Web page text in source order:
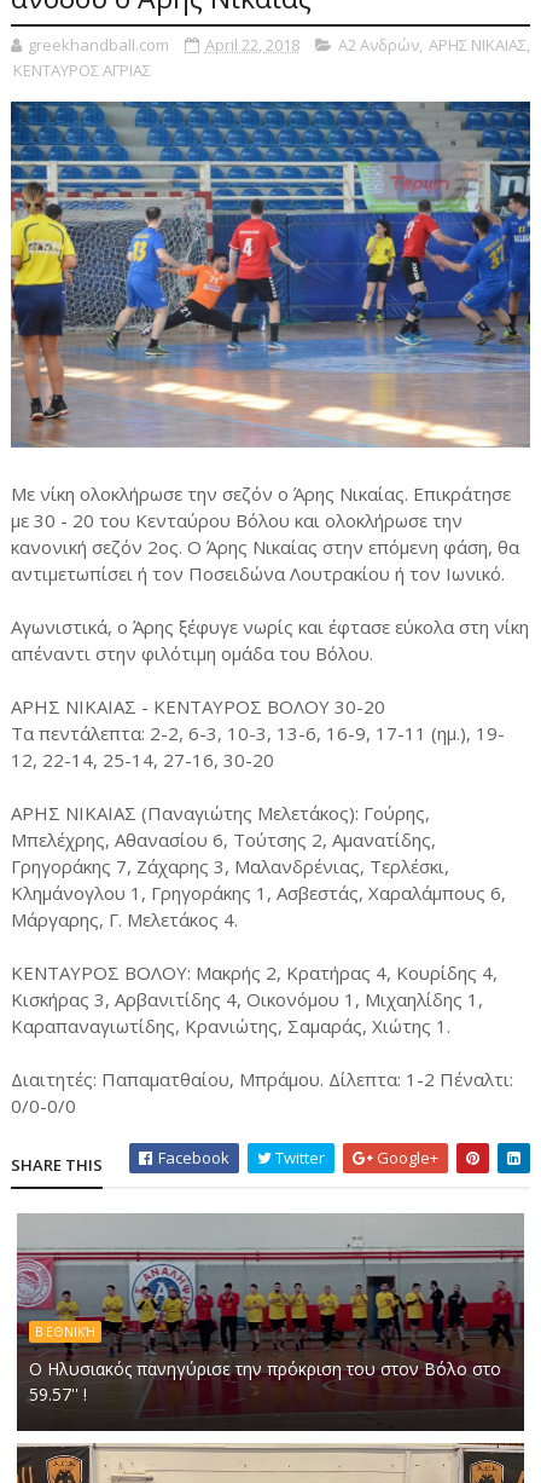
greekhandball.com April 22, 2018 Α2 Ανδρών, ΑΡΗΣ ΝΙΚΑΙΑΣ,
ΚΕΝΤΑΥΡΟΣ ΑΓΡΙΑΣ
Με νίκη ολοκλήρωσε την σεζόν ο Άρης Νικαίας. Επικράτησε
με 30 - 20 του Κενταύρου Βόλου και ολοκλήρωσε την
κανονική σεζόν 2ος. Ο Άρης Νικαίας στην επόμενη φάση, θα
αντιμετωπίσει ή τον Ποσειδώνα Λουτρακίου ή τον Ιωνικό.
Αγωνιστικά, ο Άρης ξέφυγε νωρίς και έφτασε εύκολα στη νίκη
απέναντι στην φιλότιμη ομάδα του Βόλου.
ΑΡΗΣ ΝΙΚΑΙΑΣ - ΚΕΝΤΑΥΡΟΣ ΒΟΛΟΥ 30-20
Τα πεντάλεπτα: 2-2, 6-3, 10-3, 13-6, 16-9, 17-11 (ημ.), 19-
12, 22-14, 25-14, 27-16, 30-20
ΑΡΗΣ ΝΙΚΑΙΑΣ (Παναγιώτης Μελετάκος): Γούρης,
Μπελέχρης, Αθανασίου 6, Τούτσης 2, Αμανατίδης,
Γρηγοράκης 7, Ζάχαρης 3, Μαλανδρένιας, Τερλέσκι,
Κλημάνογλου 1, Γρηγοράκης 1, Ασβεστάς, Χαραλάμπους 6,
Μάργαρης, Γ. Μελετάκος 4.
ΚΕΝΤΑΥΡΟΣ ΒΟΛΟΥ: Μακρής 2, Κρατήρας 4, Κουρίδης 4,
Κισκήρας 3, Αρβανιτίδης 4, Οικονόμου 1, Μιχαηλίδης 1,
Καραπαναγιωτίδης, Κρανιώτης, Σαμαράς, Χιώτης 1.
Διαιτητές: Παπαματθαίου, Μπράμου. Δίλεπτα: 1-2 Πέναλτι:
0/0-0/0
SHARE THIS Facebook Twitter Google+
Β ΕΘΝΙΚΉ
Ο Ηλυσιακός πανηγύρισε την πρόκριση του στον Βόλο στο
59.57'' !